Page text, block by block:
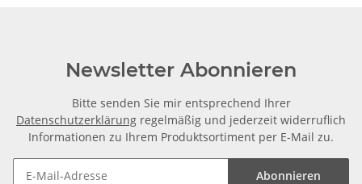
Newsletter Abonnieren
Bitte senden Sie mir entsprechend Ihrer
Datenschutzerklärung regelmäßig und jederzeit widerruflich
Informationen zu Ihrem Produktsortiment per E-Mail zu.
Abonnieren